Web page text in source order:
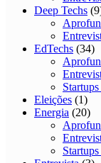
Deep Techs
EdTechs (34)
Eleições (1)
Energia (20)